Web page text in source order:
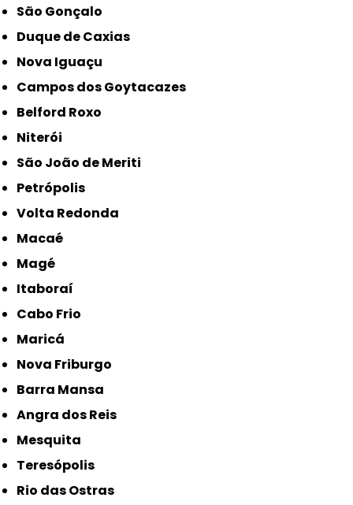
São Gonçalo
Duque de Caxias
Nova Iguaçu
Campos dos Goytacazes
Belford Roxo
Niterói
São João de Meriti
Petrópolis
Volta Redonda
Macaé
Magé
Itaboraí
Cabo Frio
Maricá
Nova Friburgo
Barra Mansa
Angra dos Reis
Mesquita
Teresópolis
Rio das Ostras